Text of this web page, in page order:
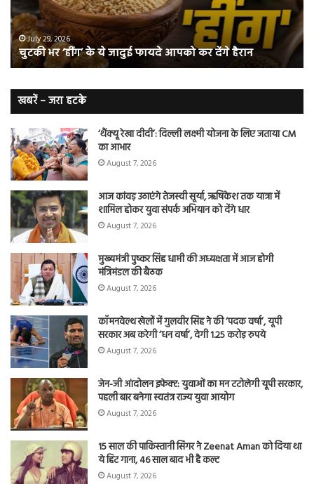
फायदे
आपको
कर
देंगे
हैरान
July 29, 2026
चुटकी भर ‘हींग’ के ये जादुई फायदे आपको कर देंगे हैरान
भी
हो
हैं
खबरें – जरा हटके
‘थैंक्यू रेखा दीदी’: दिल्ली लक्ष्मी योजना के लिए जताया CM
का आभार
August 7, 2026
आज कांवड़ उठाएंगे तेजस्वी सूर्या, ऋषिकेश तक यात्रा में
शामिल होकर युवा संपर्क अभियान को देंगे धार
August 7, 2026
मुख्यमंत्री पुष्कर सिंह धामी की अध्यक्षता में आज होगी
मंत्रिमंडल की बैठक
August 7, 2026
कॉमनवेल्थ खेलों में गुलवीर सिंह ने की ‘पदक वर्षा’, यूपी
सरकार अब करेगी ‘धन वर्षा’, देगी 1.25 करोड़ रुपये
August 7, 2026
जेन-जी आंदोलन इफेक्ट: युवाओं का मन टटोलेगी यूपी सरकार,
पहली बार बनेगा स्वतंत्र राज्य युवा आयोग
August 7, 2026
15 साल की पाकिस्तानी सिंगर ने Zeenat Aman को दिया था
ये हिट गाना, 46 साल बाद भी है कल्ट
August 7, 2026